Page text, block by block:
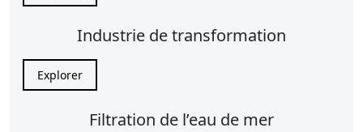
Industrie de transformation
Explorer
Filtration de l’eau de mer